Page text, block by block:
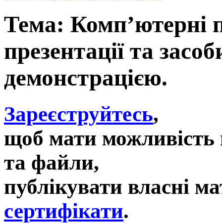
Тема: Комп’ютерні
презентації та
демонстрацією.
Зареєструйтесь,
щоб мати можливість
та файли,
публікувати власні
сертифікати.